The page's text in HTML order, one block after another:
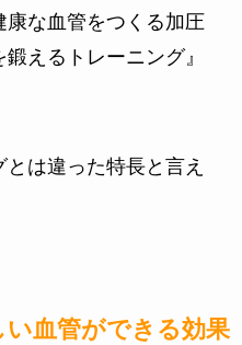
な血管をつくる加圧
えるトレーニング』
は違った特長と言え
血管ができる効果